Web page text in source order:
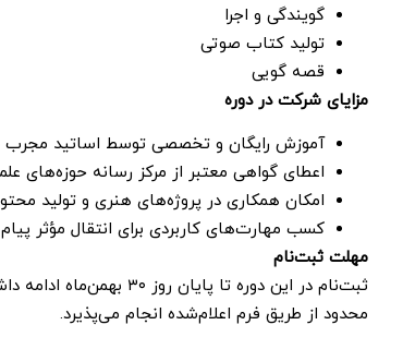
گویندگی و اجرا
تولید کتاب صوتی
قصه گویی
مزایای شرکت در دوره
آموزش رایگان و تخصصی توسط اساتید مجرب
اعطای گواهی معتبر از مرکز رسانه حوزه‌های
امکان همکاری در پروژه‌های هنری و تولید
کسب مهارت‌های کاربردی برای انتقال مؤثر
مهلت ثبت‌نام
ثبت‌نام در این دوره تا
محدود از طریق فرم اعلام‌شده انجام می‌پذیرد.